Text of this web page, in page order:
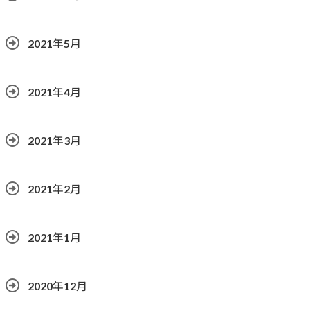
2021年5月
2021年4月
2021年3月
2021年2月
2021年1月
2020年12月